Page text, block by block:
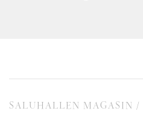
SALUHALLEN MAGASIN /